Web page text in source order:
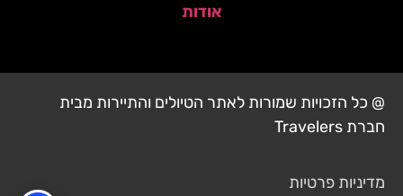
אודות
@ כל הזכויות שמורות לאתר הטיולים והתיירות מבית
חברת Travelers
מדיניות פרטיות